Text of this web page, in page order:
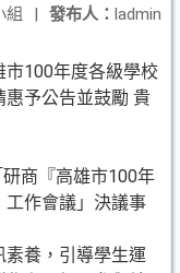
發布人： ladmin
組 |
市100年度各級學校
惠予公告並鼓勵 貴
商『高雄市100年
工作會議」決議事
養，引導學生運